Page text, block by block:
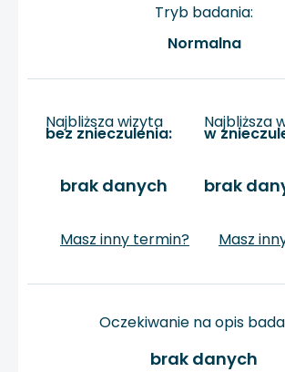
Tryb badania:
Normalna
Najbliższa wizyta
bez znieczulenia:
brak danych
Masz inny termin?
Najbliższa
w
brak
Masz
Oczekiwanie na opis
brak danych